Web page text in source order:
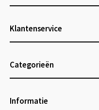
Klantenservice
Categorieën
Informatie